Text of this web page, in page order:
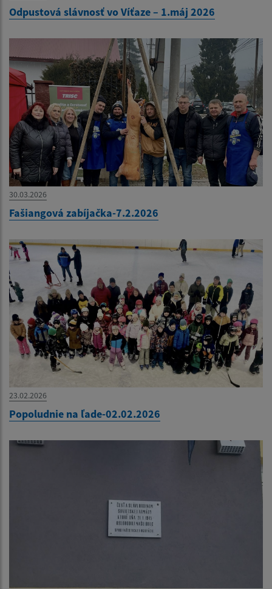
Odpustová slávnosť vo Víťaze – 1.máj 2026
30.03.2026
Fašiangová zabíjačka-7.2.2026
23.02.2026
Popoludnie na ľade-02.02.2026